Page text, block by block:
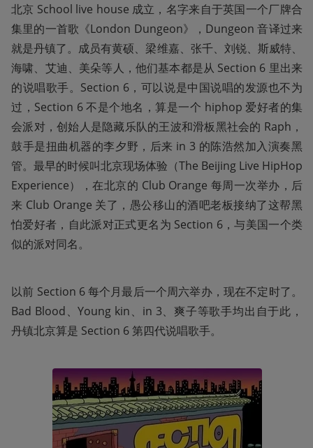
北京 School live house 成立，名字来自于英国一个厂牌合
集里的一首歌《London Dungeon》，Dungeon 音译过来
就是丹镇了。成员有黄硕、梁维嘉、张千、刘锐、斯威特、
海啸、艾迪、美朵等人，他们基本都是从 Section 6 里出来
的说唱歌手。Section 6，可以说是中国说唱的发源也不为
过，Section 6 不是个地名，算是一个 hiphop 爱好者的集
会派对，创始人是隐藏乐队的王波和滑板黑社会的 Raph，
鼓手是扭曲机器的李夕野，后来 in 3 的陈浩然加入演奏黑
管。最早的时候叫北京现场体验（The Beijing Live HipHop
Experience），在北京的 Club Orange 每周一次举办，后
来 Club Orange 关了，愚公移山的酒吧老板接纳了这帮黑
怕爱好者，自此派对正式更名为 Section 6，与美国一个类
似的派对同名。
以前 Section 6 每个月最后一个周六举办，现在不定时了。
Bad Blood、Young kin、in 3、爽子等歌手均出自于此，
丹镇北京算是 Section 6 第四代说唱歌手。